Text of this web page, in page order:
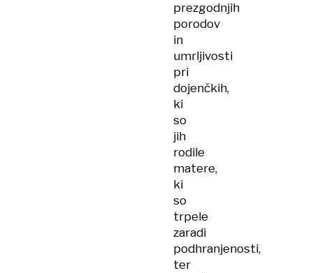
prezgodnjih
porodov
in
umrljivosti
pri
dojenčkih,
ki
so
jih
rodile
matere,
ki
so
trpele
zaradi
podhranjenosti,
ter